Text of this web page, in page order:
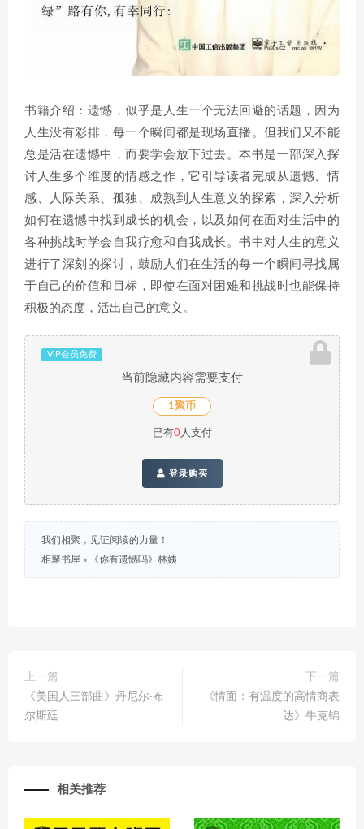
书籍介绍：遗憾，似乎是人生一个无法回避的话题，因为
人生没有彩排，每一个瞬间都是现场直播。但我们又不能
总是活在遗憾中，而要学会放下过去。本书是一部深入探
讨人生多个维度的情感之作，它引导读者完成从遗憾、情
感、人际关系、孤独、成熟到人生意义的探索，深入分析
如何在遗憾中找到成长的机会，以及如何在面对生活中的
各种挑战时学会自我疗愈和自我成长。书中对人生的意义
进行了深刻的探讨，鼓励人们在生活的每一个瞬间寻找属
于自己的价值和目标，即使在面对困难和挑战时也能保持
积极的态度，活出自己的意义。
VIP会员免费
当前隐藏内容需要支付
1聚币
已有0人支付
登录购买
我们相聚，见证阅读的力量！
相聚书屋 » 《你有遗憾吗》林姨
上一篇
《美国人三部曲》丹尼尔·布
尔斯廷
下一篇
《情面：有温度的高情商表
达》牛克锦
相关推荐